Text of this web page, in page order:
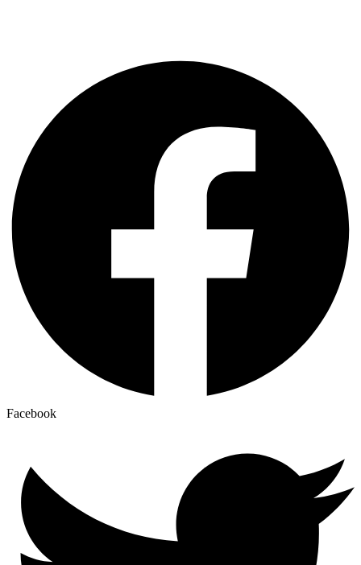
Facebook